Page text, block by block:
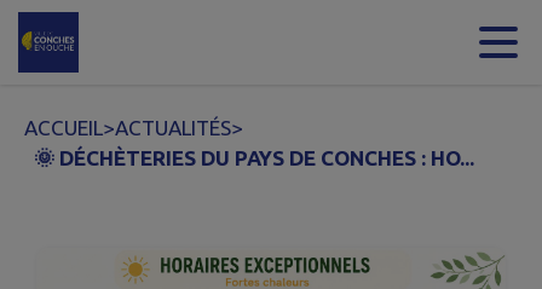
Contenu
ACCUEIL>ACTUALITÉS>
🌞 DÉCHÈTERIES DU PAYS DE CONCHES : HO...